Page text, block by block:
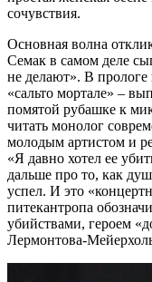
сочувствия.
Основная волна
Семак в самом деле
не делают». В прологе
«сальто мортале» –
помятой рубашке к
читать монолог
молодым артистом и
«Я давно хотел ее
дальше про то, как
успел. И это
питекантропа
убийствами, героем
Лермонтова-